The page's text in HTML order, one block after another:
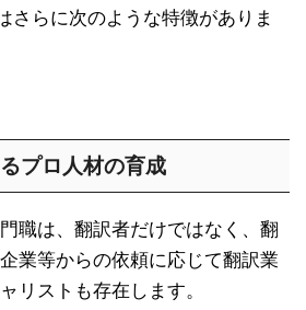
さらに次のような特徴がありま
プロ人材の育成
職は、翻訳者だけではなく、翻
業等からの依頼に応じて翻訳業
リストも存在します。